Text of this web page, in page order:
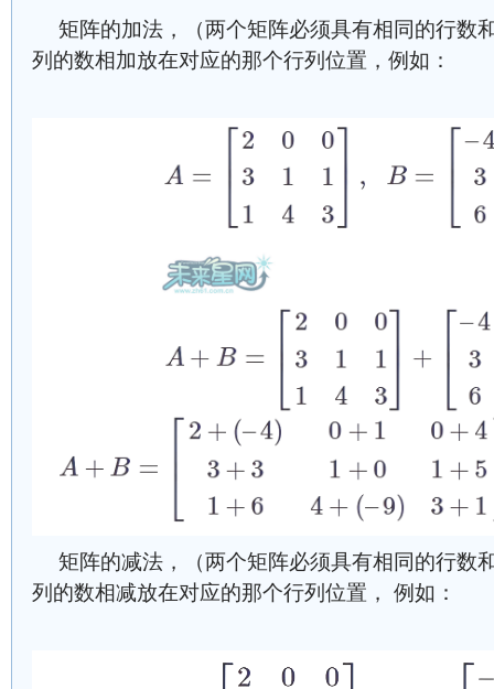
矩阵的加法，（两个矩阵必须具有相同的行数
列的数相加放在对应的那个行列位置，例如：
矩阵的减法，（两个矩阵必须具有相同的行数
列的数相减放在对应的那个行列位置， 例如：